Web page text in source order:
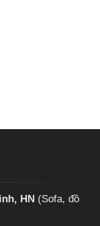
HN (Sofa, đồ